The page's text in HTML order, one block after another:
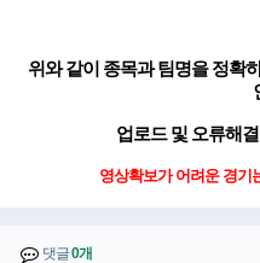
위와 같이 종목과 팀명을 정확
업로드 및 오류해
영상확보가 어려운 경기
댓글0개